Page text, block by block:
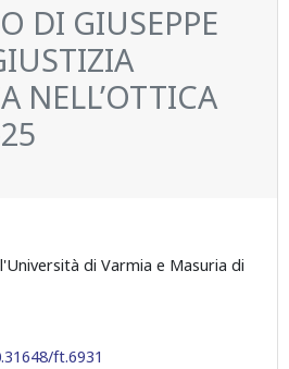
DI GIUSEPPE
NELL’OTTICA
di Varmia e Masuria di
ft.6931